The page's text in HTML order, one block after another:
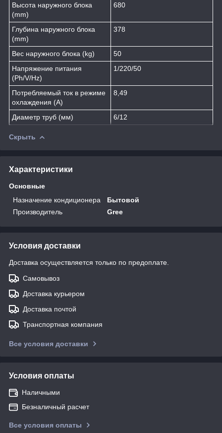
Высота наружного блока
(mm)
680
Глубина наружного блока
(mm)
378
Вес наружного блока (kg)
50
Напряжение питания
(Ph/V/Hz)
1/220/50
Потребляемый ток в режиме
охлаждения (A)
8,49
Диаметр труб (мм) 6/12
Скрыть
Характеристики
Основные
Назначение кондиционера
Бытовой
Производитель
Gree
Условия доставки
Доставка осуществляется только по предоплате.
Самовывоз
Доставка курьером
Доставка почтой
Транспортная компания
Все условия доставки
Условия оплаты
Наличными
Безналичный расчет
Все условия оплаты